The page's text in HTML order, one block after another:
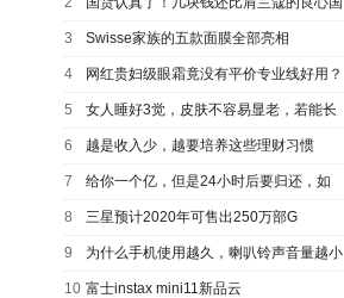
3 Swisse家族的五款面膜全部亮相
4 网红贵妇级眼霜竟没有平价专业线好用？
5 女人睡好3觉，皮肤不容易显老，若能长
6 越是收入少，越要培养这些理财习惯
7 给你一个亿，但是24小时后要归还，如
8 三星预计2020年可售出250万部G
9 为什么手机使用越久，喇叭铃声音量越小
10 富士instax mini11新品云